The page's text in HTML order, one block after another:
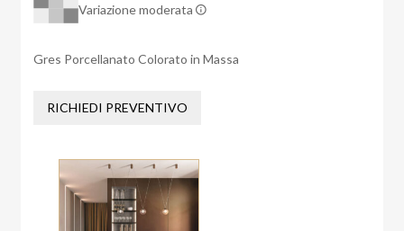
Variazione moderata
Gres Porcellanato Colorato in Massa
RICHIEDI PREVENTIVO